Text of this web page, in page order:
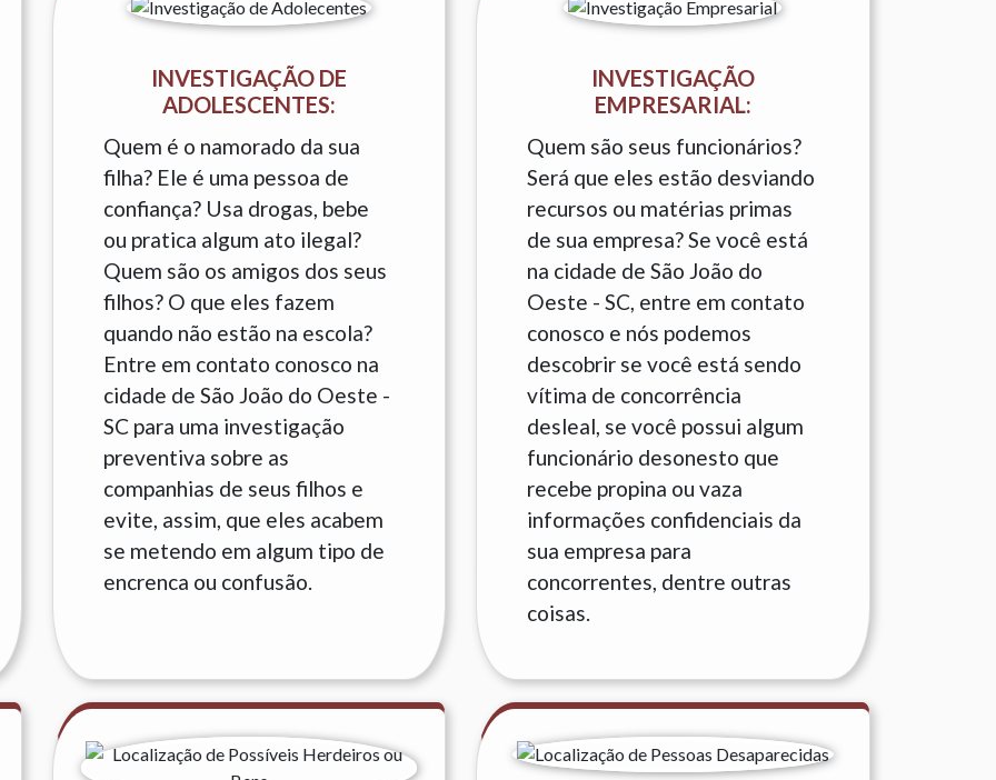
INVESTIGAÇÃO DE
ADOLESCENTES:
Quem é o namorado da sua
filha? Ele é uma pessoa de
confiança? Usa drogas, bebe
ou pratica algum ato ilegal?
Quem são os amigos dos seus
filhos? O que eles fazem
quando não estão na escola?
Entre em contato conosco na
cidade de São João do Oeste -
SC para uma investigação
preventiva sobre as
companhias de seus filhos e
evite, assim, que eles acabem
se metendo em algum tipo de
encrenca ou confusão.
INVESTIGAÇÃO
EMPRESARIAL:
Quem são seus funcionários?
Será que eles estão desviando
recursos ou matérias primas
de sua empresa? Se você está
na cidade de São João do
Oeste - SC, entre em contato
conosco e nós podemos
descobrir se você está sendo
vítima de concorrência
desleal, se você possui algum
funcionário desonesto que
recebe propina ou vaza
informações confidenciais da
sua empresa para
concorrentes, dentre outras
coisas.